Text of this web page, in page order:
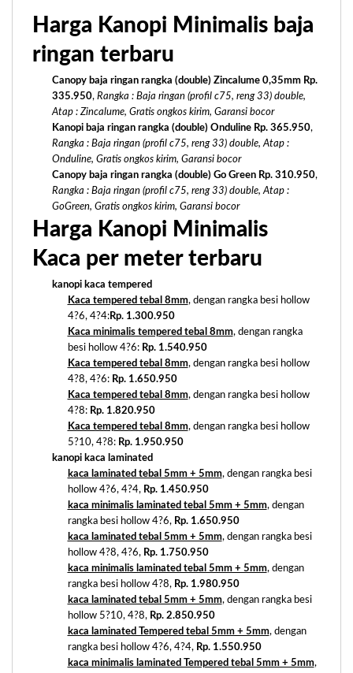
Harga Kanopi Minimalis baja
ringan terbaru
Canopy baja ringan rangka (double) Zincalume 0,35mm Rp.
335.950, Rangka : Baja ringan (profil c75, reng 33) double,
Atap : Zincalume, Gratis ongkos kirim, Garansi bocor
Kanopi baja ringan rangka (double) Onduline Rp. 365.950,
Rangka : Baja ringan (profil c75, reng 33) double, Atap :
Onduline, Gratis ongkos kirim, Garansi bocor
Canopy baja ringan rangka (double) Go Green Rp. 310.950,
Rangka : Baja ringan (profil c75, reng 33) double, Atap :
GoGreen, Gratis ongkos kirim, Garansi bocor
Harga Kanopi Minimalis
Kaca per meter terbaru
kanopi kaca tempered
Kaca tempered tebal 8mm, dengan rangka besi hollow
4?6, 4?4:Rp. 1.300.950
Kaca minimalis tempered tebal 8mm, dengan rangka
besi hollow 4?6: Rp. 1.540.950
Kaca tempered tebal 8mm, dengan rangka besi hollow
4?8, 4?6: Rp. 1.650.950
Kaca tempered tebal 8mm, dengan rangka besi hollow
4?8: Rp. 1.820.950
Kaca tempered tebal 8mm, dengan rangka besi hollow
5?10, 4?8: Rp. 1.950.950
kanopi kaca laminated
kaca laminated tebal 5mm + 5mm, dengan rangka besi
hollow 4?6, 4?4, Rp. 1.450.950
kaca minimalis laminated tebal 5mm + 5mm, dengan
rangka besi hollow 4?6, Rp. 1.650.950
kaca laminated tebal 5mm + 5mm, dengan rangka besi
hollow 4?8, 4?6, Rp. 1.750.950
kaca minimalis laminated tebal 5mm + 5mm, dengan
rangka besi hollow 4?8, Rp. 1.980.950
kaca laminated tebal 5mm + 5mm, dengan rangka besi
hollow 5?10, 4?8, Rp. 2.850.950
kaca laminated Tempered tebal 5mm + 5mm, dengan
rangka besi hollow 4?6, 4?4, Rp. 1.550.950
kaca minimalis laminated Tempered tebal 5mm + 5mm,